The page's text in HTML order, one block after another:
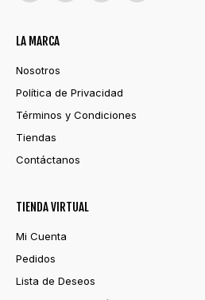
LA MARCA
Nosotros
Política de Privacidad
Términos y Condiciones
Tiendas
Contáctanos
TIENDA VIRTUAL
Mi Cuenta
Pedidos
Lista de Deseos